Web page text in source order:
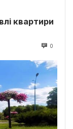
квартири
0